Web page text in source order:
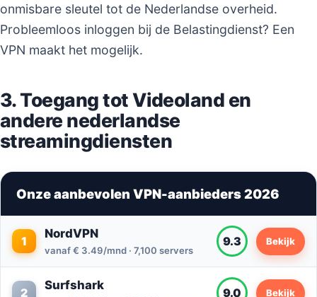
onmisbare sleutel tot de Nederlandse overheid.
Probleemloos inloggen bij de Belastingdienst? Een
VPN maakt het mogelijk.
3. Toegang tot Videoland en
andere nederlandse
streamingdiensten
Onze aanbevolen VPN-aanbieders 2026
1
NordVPN
vanaf € 3.49/mnd · 7,100 servers
9.3 Bekijk
2
Surfshark
9.0 Bekijk